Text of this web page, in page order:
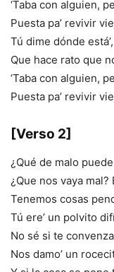
‘Taba con alguien,
Puesta pa’ revivir
Tú dime dónde
Que hace rato que
‘Taba con alguien,
Puesta pa’ revivir
[Verso 2]
¿Qué de malo
¿Que nos vaya mal?
Tenemos cosas
Tú ere’ un polvito
No sé si te
Nos damo’ un